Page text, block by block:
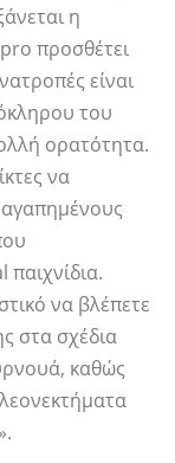
η
προσθέτει
είναι
του
ορατότητα.
να
παιχνίδια.
να βλέπετε
στα σχέδια
καθώς